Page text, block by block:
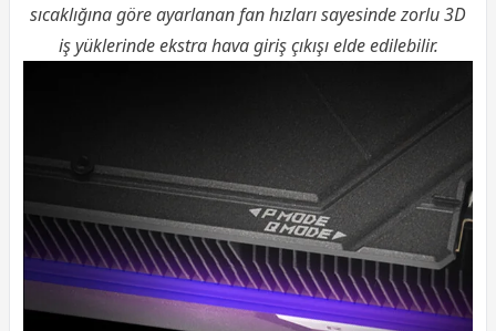
sıcaklığına göre ayarlanan fan hızları sayesinde zorlu 3D
iş yüklerinde ekstra hava giriş çıkışı elde edilebilir.